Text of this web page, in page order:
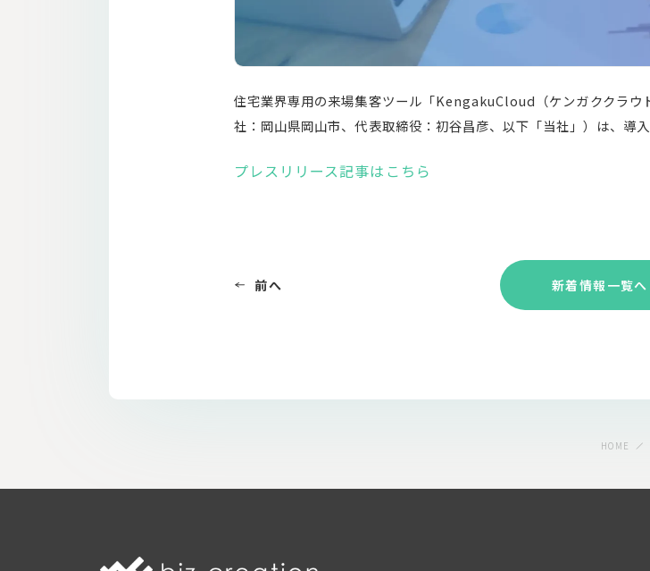
住宅業界専⽤の来場集客ツール「KengakuCloud（ケンガククラウ
社：岡⼭県岡⼭市、代表取締役：初⾕昌彦、以下「当社」）は、導
プレスリリース記事はこちら
前へ 新着情報一覧へ
HOME